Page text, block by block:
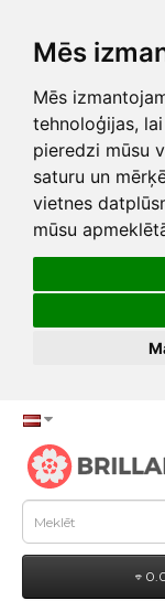
Mēs
Mēs
tehnoloģijas,
pieredzi mūsu
saturu un
vietnes
mūsu